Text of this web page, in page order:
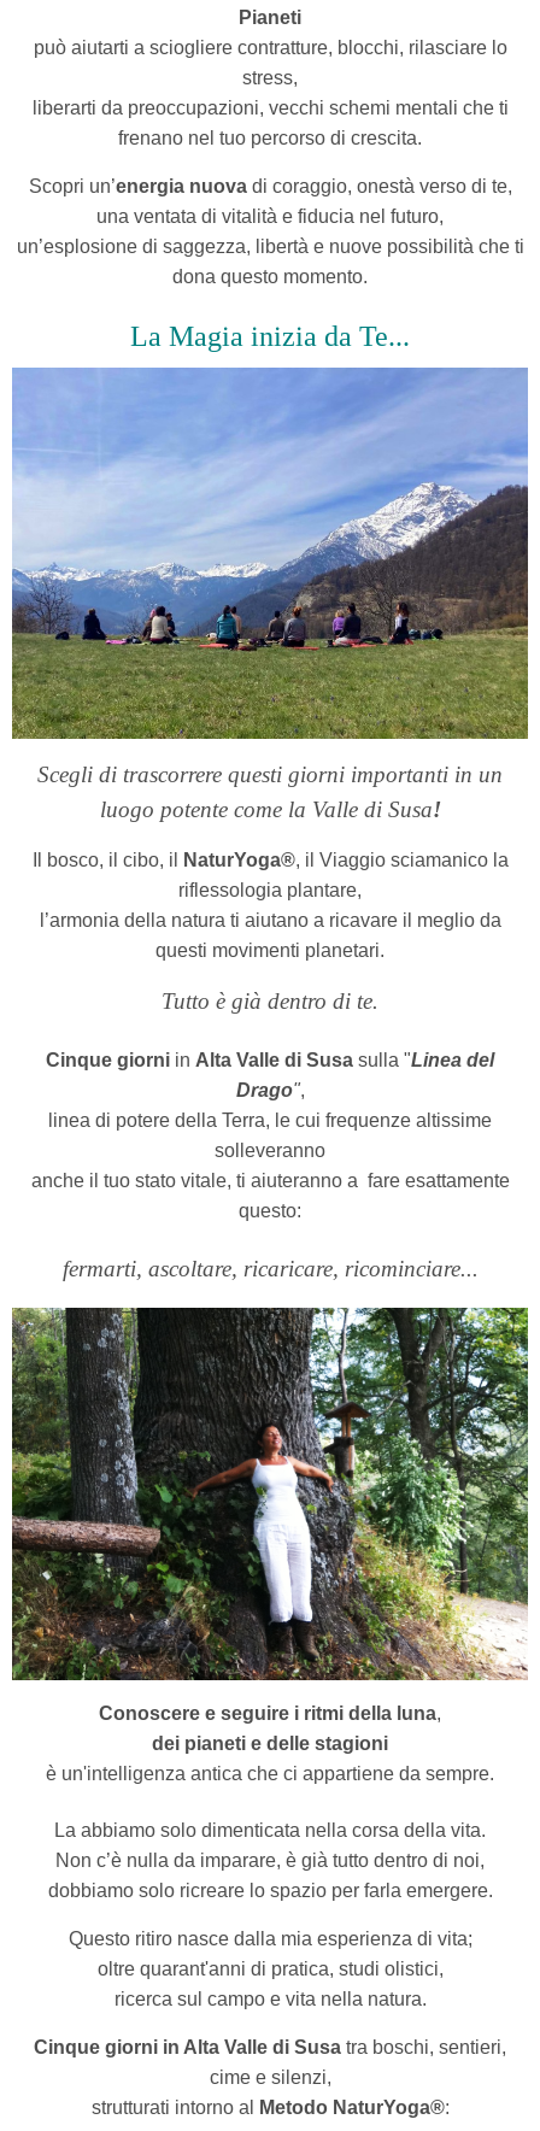
Pianeti
può aiutarti a sciogliere contratture, blocchi, rilasciare lo
stress,
liberarti da preoccupazioni, vecchi schemi mentali che ti
frenano nel tuo percorso di crescita.
Scopri un’energia nuovadi coraggio, onestà verso di te,
una ventata di vitalità e fiducia nel futuro,
un’esplosione di saggezza, libertà e nuove possibilità che ti
dona questo momento.
La Magia inizia da Te...
Scegli di trascorrere questi giorni importanti in un
luogo potente come la Valle di Susa!
Il bosco, il cibo, il NaturYoga®, il Viaggio sciamanico la
riflessologia plantare,
l’armonia della natura ti aiutano a ricavare il meglio da
questi movimenti planetari.
Tutto è già dentro di te.
Cinque giorni in Alta Valle di Susa sulla "Linea del
Drago",
linea di potere della Terra, le cui frequenze altissime
solleveranno
anche il tuo stato vitale, ti aiuteranno a fare esattamente
questo:
fermarti, ascoltare, ricaricare, ricominciare...
Conoscere e seguire i ritmi della luna,
dei pianeti e delle stagioni
è un'intelligenza antica che ci appartiene da sempre.
La abbiamo solo dimenticata nella corsa della vita.
Non c’è nulla da imparare, è già tutto dentro di noi,
dobbiamo solo ricreare lo spazio per farla emergere.
Questo ritiro nasce dalla mia esperienza di vita;
oltre quarant'anni di pratica, studi olistici,
ricerca sul campo e vita nella natura.
Cinque giorni in Alta Valle di Susa tra boschi, sentieri,
cime e silenzi,
strutturati intorno al
Metodo NaturYoga®: